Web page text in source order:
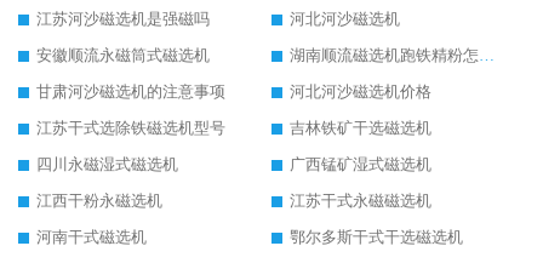
江苏河沙磁选机是强磁吗
河北河沙磁选机
安徽顺流永磁筒式磁选机
湖南顺流磁选机跑铁精粉怎么处理
甘肃河沙磁选机的注意事项
河北河沙磁选机价格
江苏干式选除铁磁选机型号
吉林铁矿干选磁选机
四川永磁湿式磁选机
广西锰矿湿式磁选机
江西干粉永磁选机
江苏干式永磁磁选机
河南干式磁选机
鄂尔多斯干式干选磁选机